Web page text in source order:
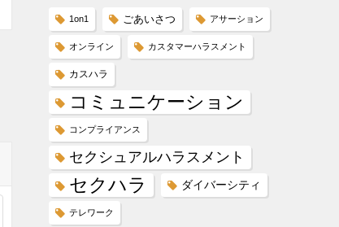
1on1 ごあいさつ アサーション
オンライン カスタマーハラスメント
カスハラ
コミュニケーション
コンプライアンス
セクシュアルハラスメント
セクハラ ダイバーシティ
テレワーク